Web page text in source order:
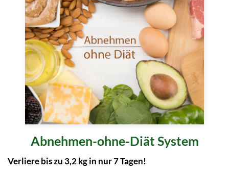
Abnehmen-ohne-Diät System
Verliere bis zu 3,2 kg in nur 7 Tagen!